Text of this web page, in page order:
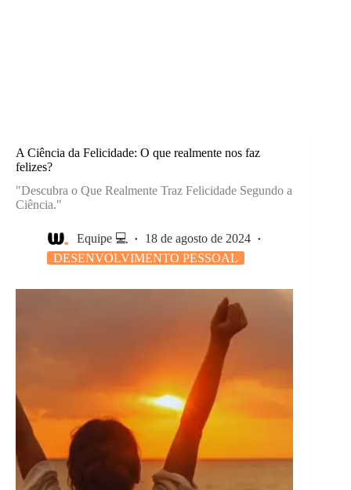
A Ciência da Felicidade: O que realmente nos faz
felizes?
"Descubra o Que Realmente Traz Felicidade Segundo a
Ciência."
Equipe 💻
18 de agosto de 2024
DESENVOLVIMENTO PESSOAL